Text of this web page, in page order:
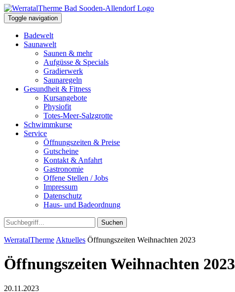
Toggle navigation
Badewelt
Saunawelt
Saunen & mehr
Aufgüsse & Specials
Gradierwerk
Saunaregeln
Gesundheit & Fitness
Kursangebote
Physiofit
Totes-Meer-Salzgrotte
Schwimmkurse
Service
Öffnungszeiten & Preise
Gutscheine
Kontakt & Anfahrt
Gastronomie
Offene Stellen / Jobs
Impressum
Datenschutz
Haus- und Badeordnung
Suchen
WerratalTherme Aktuelles Öffnungszeiten Weihnachten 2023
Öffnungszeiten Weihnachten 2023
20.11.2023